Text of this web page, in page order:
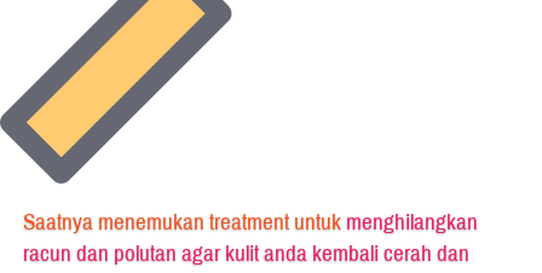
Saatnya menemukan treatment untuk menghilangkan
racun dan polutan agar kulit anda kembali cerah dan